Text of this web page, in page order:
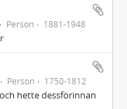
Person 1881-1948
Person 1750-1812
hette dessförinnan